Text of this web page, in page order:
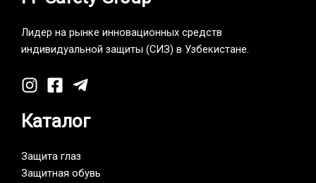
Лидер на рынке инновационных средств
индивидуальной защиты (СИЗ) в Узбекистане.
Каталог
Защита глаз
Защитная обувь